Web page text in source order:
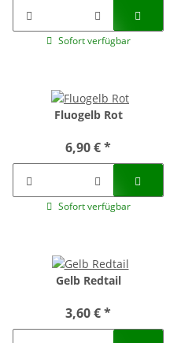
Sofort verfügbar
Fluogelb Rot
6,90 €*
Sofort verfügbar
Gelb Redtail
3,60 €*